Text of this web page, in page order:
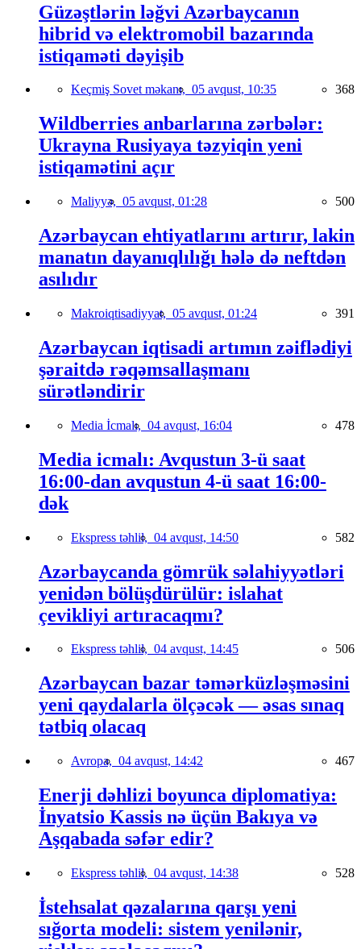
Güzəştlərin ləğvi Azərbaycanın
hibrid və elektromobil bazarında
istiqaməti dəyişib
Keçmiş Sovet məkanı, 05 avqust, 10:35 368
Wildberries anbarlarına zərbələr:
Ukrayna Rusiyaya təzyiqin yeni
istiqamətini açır
Maliyyə, 05 avqust, 01:28 500
Azərbaycan ehtiyatlarını artırır, lakin
manatın dayanıqlılığı hələ də neftdən
asılıdır
Makroiqtisadiyyat, 05 avqust, 01:24 391
Azərbaycan iqtisadi artımın zəiflədiyi
şəraitdə rəqəmsallaşmanı
sürətləndirir
Media İcmalı, 04 avqust, 16:04 478
Media icmalı: Avqustun 3-ü saat
16:00-dan avqustun 4-ü saat 16:00-
dək
Ekspress təhlil, 04 avqust, 14:50 582
Azərbaycanda gömrük səlahiyyətləri
yenidən bölüşdürülür: islahat
çevikliyi artıracaqmı?
Ekspress təhlil, 04 avqust, 14:45 506
Azərbaycan bazar təmərküzləşməsini
yeni qaydalarla ölçəcək — əsas sınaq
tətbiq olacaq
Avropa, 04 avqust, 14:42 467
Enerji dəhlizi boyunca diplomatiya:
İnyatsio Kassis nə üçün Bakıya və
Aşqabada səfər edir?
Ekspress təhlil, 04 avqust, 14:38 528
İstehsalat qəzalarına qarşı yeni
sığorta modeli: sistem yenilənir,